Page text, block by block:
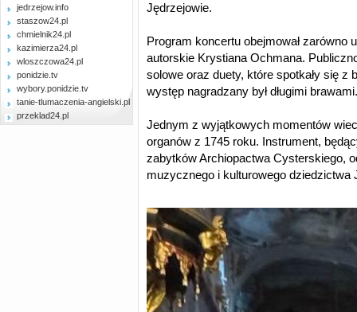
jedrzejow.info
staszow24.pl
chmielnik24.pl
kazimierza24.pl
wloszczowa24.pl
ponidzie.tv
wybory.ponidzie.tv
tanie-tlumaczenia-angielski.pl
przeklad24.pl
Jędrzejowie.
Program koncertu obejmował zarówno
autorskie Krystiana Ochmana.
solowe oraz duety, które spotkały się z
występ nagradzany był długimi brawami.
Jednym z wyjątkowych momentów
organów z 1745 roku. Instrument,
zabytków Archiopactwa Cysterskiego,
muzycznego i kulturowego dziedzictwa